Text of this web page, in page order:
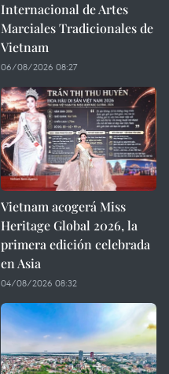
Internacional de Artes
Marciales Tradicionales de
Vietnam
06/08/2026 08:27
Vietnam acogerá Miss
Heritage Global 2026, la
primera edición celebrada
en Asia
04/08/2026 08:32